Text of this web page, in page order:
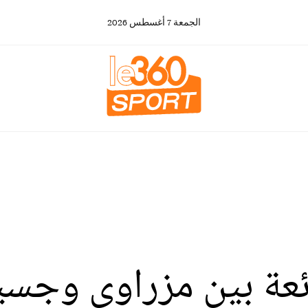
الجمعة 7 أغسطس 2026
بين مزراوي